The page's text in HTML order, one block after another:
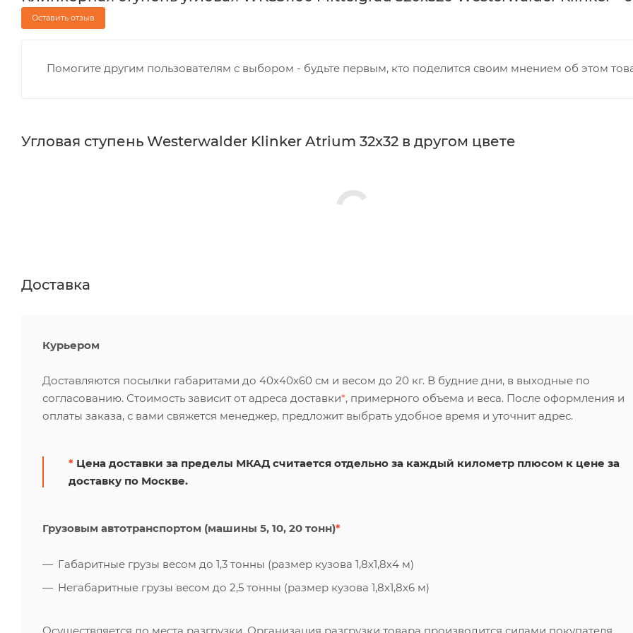
Оставить отзыв
Помогите другим пользователям с выбором - будьте первым, кто поделится своим мнением об этом
Угловая ступень Westerwalder Klinker Atrium 32x32 в другом цвете
Доставка
Курьером
Доставляются посылки габаритами до 40х40х60 см и весом до 20 кг. В будние дни, в выходные по
согласованию. Стоимость зависит от адреса доставки*, примерного объема и веса. После оформления и
оплаты заказа, с вами свяжется менеджер, предложит выбрать удобное время и уточнит адрес.
* Цена доставки за пределы МКАД считается отдельно за каждый километр плюсом к цене за
доставку по Москве.
Грузовым автотранспортом (машины 5, 10, 20 тонн)*
Габаритные грузы весом до 1,3 тонны (размер кузова 1,8х1,8х4 м)
Негабаритные грузы весом до 2,5 тонны (размер кузова 1,8х1,8х6 м)